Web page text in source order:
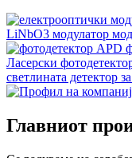
Главниот